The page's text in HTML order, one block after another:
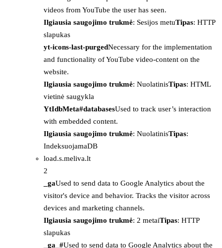
videos from YouTube the user has seen.
Ilgiausia saugojimo trukmė: Sesijos metuTipas: HTTP
slapukas
yt-icons-last-purgedNecessary for the implementation
and functionality of YouTube video-content on the
website.
Ilgiausia saugojimo trukmė: NuolatinisTipas: HTML
vietinė saugykla
YtIdbMeta#databasesUsed to track user’s interaction
with embedded content.
Ilgiausia saugojimo trukmė: NuolatinisTipas:
IndeksuojamaDB
load.s.meliva.lt
2
_gaUsed to send data to Google Analytics about the
visitor's device and behavior. Tracks the visitor across
devices and marketing channels.
Ilgiausia saugojimo trukmė: 2 metaiTipas: HTTP
slapukas
_ga_#Used to send data to Google Analytics about the